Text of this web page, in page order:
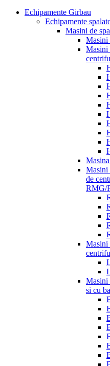
Echipamente Girbau
Echipamente
Masini de
Masini
Masini
Masini
de
RMG/
Masini
Masini
si cu